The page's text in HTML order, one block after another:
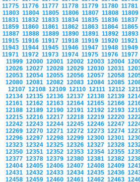
11775 11776 11777 11778 11779 11780 11781
11803 11804 11805 11806 11807 11808 11809
11831 11832 11833 11834 11835 11836 11837
11859 11860 11861 11862 11863 11864 11865
11887 11888 11889 11890 11891 11892 11893
11915 11916 11917 11918 11919 11920 11921
11943 11944 11945 11946 11947 11948 11949
11971 11972 11973 11974 11975 11976 11977
11999 12000 12001 12002 12003 12004
12026 12027 12028 12029 12030 12031
12053 12054 12055 12056 12057 12058
12080 12081 12082 12083 12084 12085
12107 12108 12109 12110 12111 12112
12134 12135 12136 12137 12138 12139
12161 12162 12163 12164 12165 12166
12188 12189 12190 12191 12192 12193
12215 12216 12217 12218 12219 12220
12242 12243 12244 12245 12246 12247
12269 12270 12271 12272 12273 12274
12296 12297 12298 12299 12300 12301
12323 12324 12325 12326 12327 12328
12350 12351 12352 12353 12354 12355
12377 12378 12379 12380 12381 12382
12404 12405 12406 12407 12408 12409
12431 12432 12433 12434 12435 12436
12458 12459 12460 12461 12462 12463